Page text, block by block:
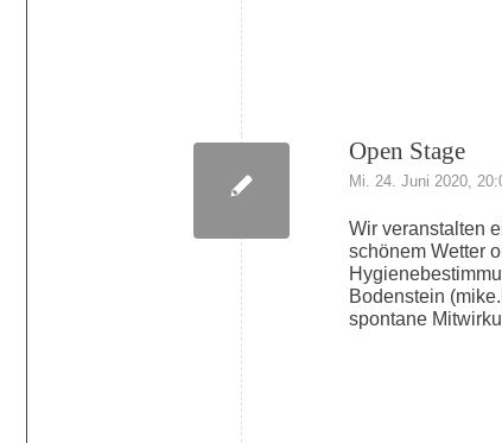
Open Stage
Mi. 24. Juni 2020,
Wir veranstalten
schönem Wetter
Bodenstein
spontane